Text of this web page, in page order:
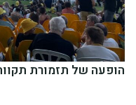
הופעה של תזמורת